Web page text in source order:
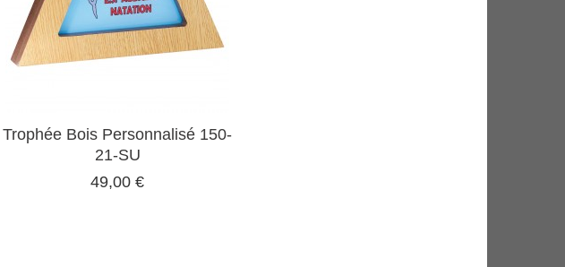
Trophée Bois Personnalisé 150-
21-SU
49,00 €